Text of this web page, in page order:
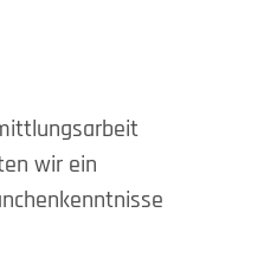
wir ein